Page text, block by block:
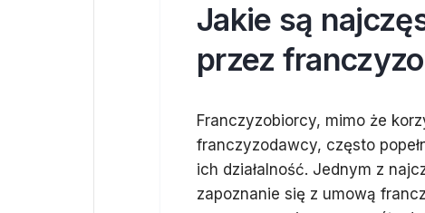
Jakie są
przez
Franczyzobiorcy, mimo że
franczyzodawcy, często
ich działalność. Jednym z
zapoznanie się z umową